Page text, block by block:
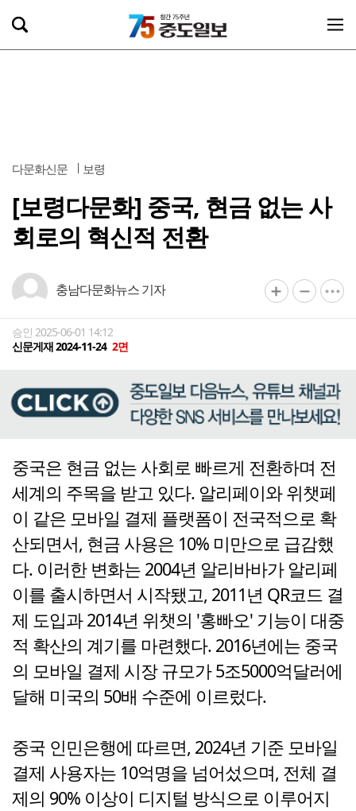
다문화신문 보령
[보령다문화] 중국, 현금 없는 사
회로의 혁신적 전환
충남다문화뉴스 기자
승인 2025-06-01 14:12
신문게재 2024-11-24 2면
중국은 현금 없는 사회로 빠르게 전환하며 전
세계의 주목을 받고 있다. 알리페이와 위챗페
이 같은 모바일 결제 플랫폼이 전국적으로 확
산되면서, 현금 사용은 10% 미만으로 급감했
다. 이러한 변화는 2004년 알리바바가 알리페
이를 출시하면서 시작됐고, 2011년 QR코드 결
제 도입과 2014년 위챗의 '홍빠오' 기능이 대중
적 확산의 계기를 마련했다. 2016년에는 중국
의 모바일 결제 시장 규모가 5조5000억달러에
달해 미국의 50배 수준에 이르렀다.
중국 인민은행에 따르면, 2024년 기준 모바일
결제 사용자는 10억명을 넘어섰으며, 전체 결
제의 90% 이상이 디지털 방식으로 이루어지